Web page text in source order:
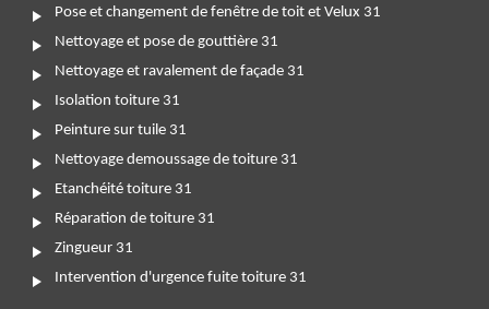
Pose et changement de fenêtre de toit et Velux 31
Nettoyage et pose de gouttière 31
Nettoyage et ravalement de façade 31
Isolation toiture 31
Peinture sur tuile 31
Nettoyage demoussage de toiture 31
Etanchéité toiture 31
Réparation de toiture 31
Zingueur 31
Intervention d'urgence fuite toiture 31